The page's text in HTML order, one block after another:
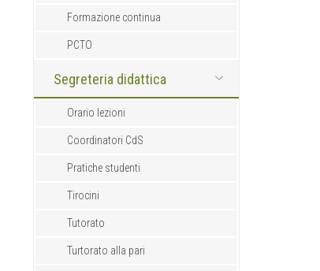
Formazione continua
PCTO
Segreteria didattica
Orario lezioni
Coordinatori CdS
Pratiche studenti
Tirocini
Tutorato
Turtorato alla pari